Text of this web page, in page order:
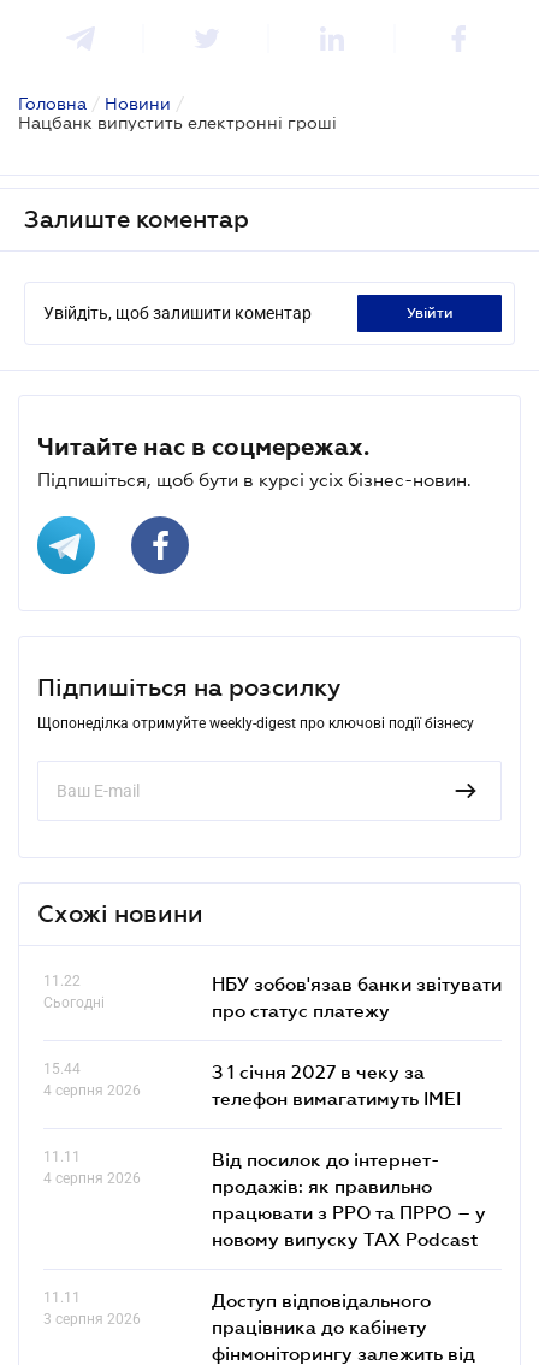
Головна / Новини /
Нацбанк випустить електронні гроші
Залиште коментар
Увійдіть, щоб залишити коментар увійти
Читайте нас в соцмережах.
Підпишіться, щоб бути в курсі усіх бізнес-новин.
Підпишіться на розсилку
Щопонеділка отримуйте weekly-digest про ключові події бізнесу
Схожі новини
11.22
Сьогодні
НБУ зобов'язав банки звітувати
про статус платежу
15.44
4 серпня 2026
З 1 січня 2027 в чеку за
телефон вимагатимуть IMEI
11.11
4 серпня 2026
Від посилок до інтернет-
продажів: як правильно
працювати з РРО та ПРРО – у
новому випуску TAX Podcast
11.11
3 серпня 2026
Доступ відповідального
працівника до кабінету
фінмоніторингу залежить від